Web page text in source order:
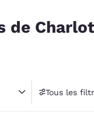
Amériques
América
de
Tous les
1